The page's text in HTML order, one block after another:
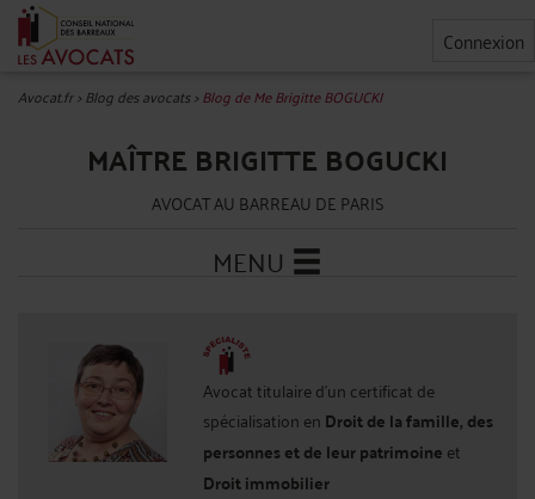
Connexion
Avocat.fr>Blog des avocats>Blog de Me Brigitte BOGUCKI
MAÎTRE BRIGITTE BOGUCKI
AVOCAT AU BARREAU DE PARIS
MENU
Avocat titulaire d'un certificat de
spécialisation en Droit de la famille, des
personnes et de leur patrimoine et
Droit immobilier